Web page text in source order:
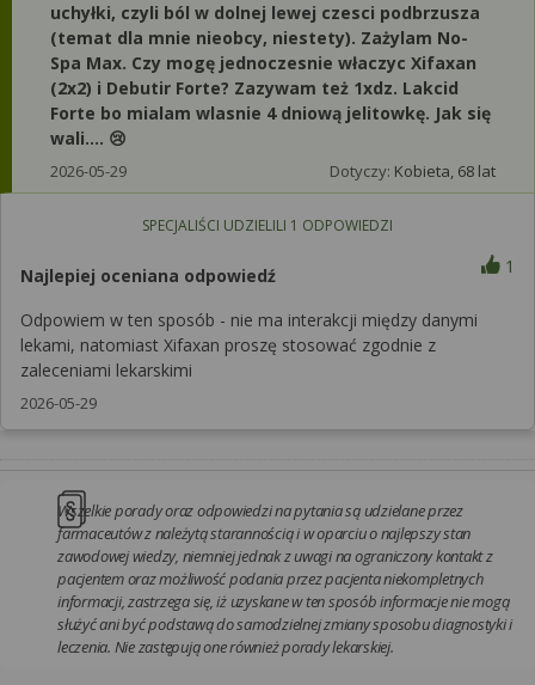
uchyłki, czyli ból w dolnej lewej czesci podbrzusza
(temat dla mnie nieobcy, niestety). Zażylam No-
Spa Max. Czy mogę jednoczesnie właczyc Xifaxan
(2x2) i Debutir Forte? Zazywam też 1xdz. Lakcid
Forte bo mialam wlasnie 4 dniową jelitowkę. Jak się
wali.... 😢
2026-05-29 Dotyczy: Kobieta, 68 lat
SPECJALIŚCI UDZIELILI 1 ODPOWIEDZI
Najlepiej oceniana odpowiedź 1
Odpowiem w ten sposób - nie ma interakcji między danymi
lekami, natomiast Xifaxan proszę stosować zgodnie z
zaleceniami lekarskimi
2026-05-29
Wszelkie porady oraz odpowiedzi na pytania są udzielane przez
farmaceutów z należytą starannością i w oparciu o najlepszy stan
zawodowej wiedzy, niemniej jednak z uwagi na ograniczony kontakt z
pacjentem oraz możliwość podania przez pacjenta niekompletnych
informacji, zastrzega się, iż uzyskane w ten sposób informacje nie mogą
służyć ani być podstawą do samodzielnej zmiany sposobu diagnostyki i
leczenia. Nie zastępują one również porady lekarskiej.